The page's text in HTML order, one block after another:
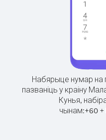
Набярыце нумар на
пазваніць у краіну
Кунья,
чынам:+60+